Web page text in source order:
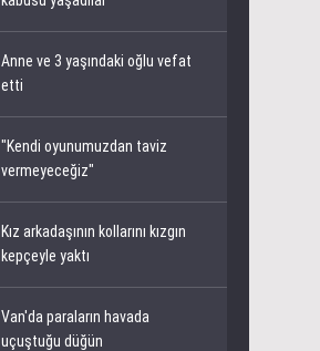
Anne ve 3 yaşındaki oğlu vefat
etti
"Kendi oyunumuzdan taviz
vermeyeceğiz"
Kız arkadaşının kollarını kızgın
kepçeyle yaktı
Van'da paraların havada
uçuştuğu düğün